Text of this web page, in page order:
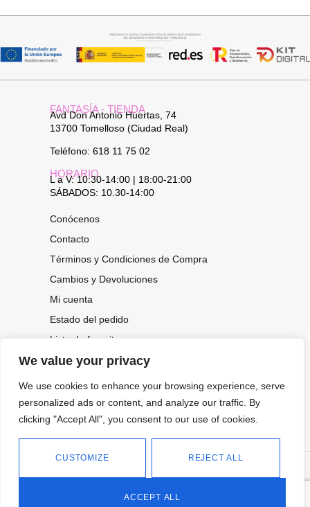
We value your privacy
We use cookies to enhance your browsing experience, serve
personalized ads or content, and analyze our traffic. By
clicking "Accept All", you consent to our use of cookies.
CUSTOMIZE REJECT ALL
ACCEPT ALL
FANTASÍA - TIENDA
Avd Don Antonio Huertas, 74
13700 Tomelloso (Ciudad Real)
Teléfono: 618 11 75 02
HORARIO
L a V: 10:30-14:00 | 18:00-21:00
SÁBADOS: 10.30-14:00
Conócenos
Contacto
Términos y Condiciones de Compra
Cambios y Devoluciones
Mi cuenta
Estado del pedido
Lista de favoritos
CONOCE NUESTRAS NOVEDADES,
OFERTAS...
2026.